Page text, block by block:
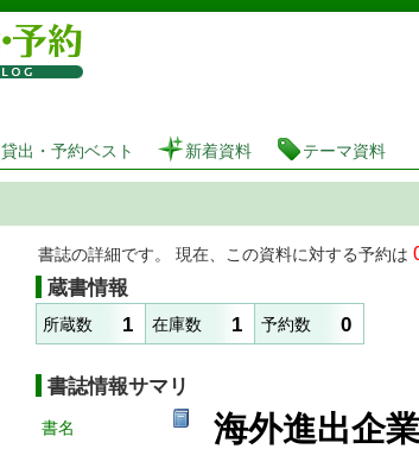
図書館 蔵書検索・予約システム
貸出・予約ベスト 新着資料 テーマ資料
書誌の詳細です。 現在、この資料に対する予約は
蔵書情報
所蔵数 1 在庫数 1 予約数 0
書誌情報サマリ
書名 海外進出企